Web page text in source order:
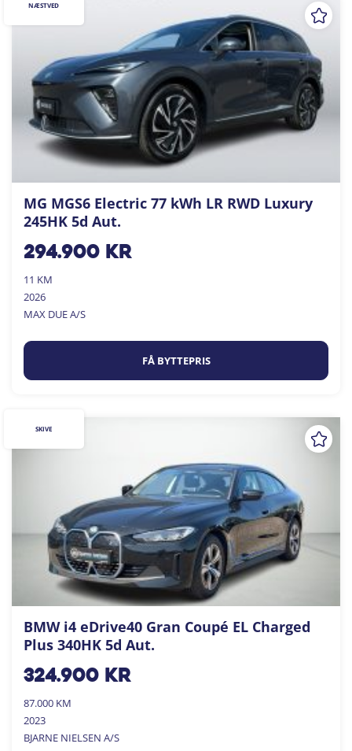
MG MGS6 Electric 77 kWh LR RWD Luxury
245HK 5d Aut.
294.900kr
11 KM
2026
MAX DUE A/S
FÅ BYTTEPRIS
NÆSTVED
BMW i4 eDrive40 Gran Coupé EL Charged
Plus 340HK 5d Aut.
324.900kr
87.000 KM
2023
BJARNE NIELSEN A/S
SKIVE